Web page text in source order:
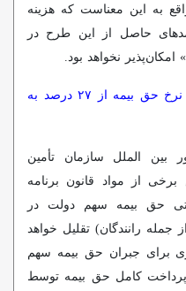
به این معناست که هزینه
حاصل از این طرح در
نخواهد بود.
در حمایت از رانندگان اینترنتی، نرخ حق بیمه از ۲۷ درصد به
الملل سازمان تأمین
برخی از مواد قانون برنامه
حق بیمه سهم دولت در
رانندگان) تقلیل خواهد
برای جبران حق بیمه سهم
کامل حق بیمه توسط